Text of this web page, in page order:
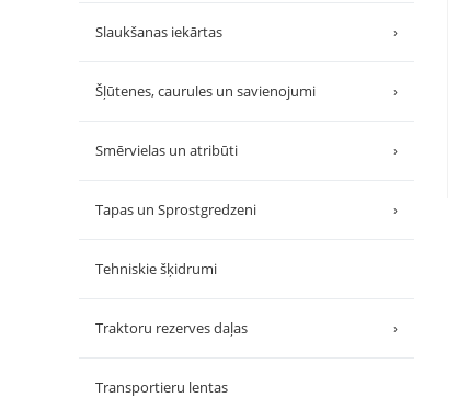
Slaukšanas iekārtas ›
Šļūtenes, caurules un savienojumi ›
Smērvielas un atribūti ›
Tapas un Sprostgredzeni ›
Tehniskie šķidrumi
Traktoru rezerves daļas ›
Transportieru lentas